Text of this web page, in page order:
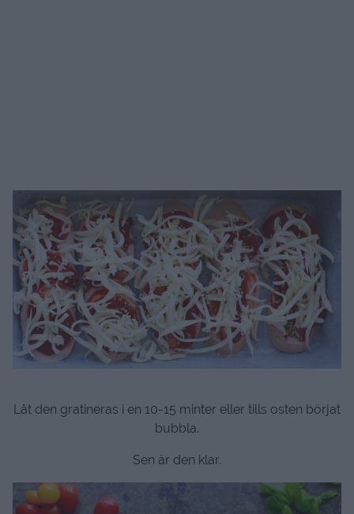
Låt den gratineras i en 10-15 minter eller tills osten börjat
bubbla.
Sen är den klar.